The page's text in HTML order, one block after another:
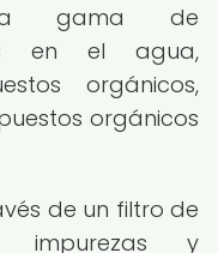
gama de
en el agua,
orgánicos,
orgánicos
de un filtro de
impurezas y